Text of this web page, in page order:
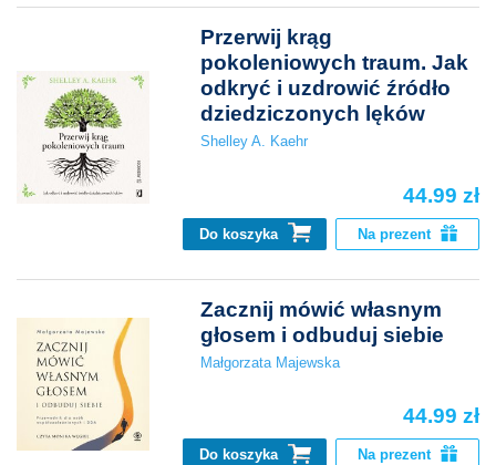
Przerwij krąg
pokoleniowych traum. Jak
odkryć i uzdrowić źródło
dziedziczonych lęków
Shelley A. Kaehr
44.99 zł
Do koszyka Na prezent
Zacznij mówić własnym
głosem i odbuduj siebie
Małgorzata Majewska
44.99 zł
Do koszyka Na prezent